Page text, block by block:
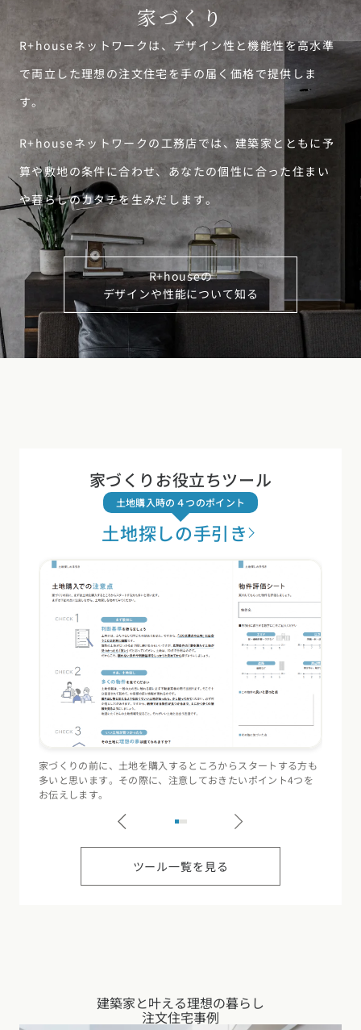
家づくり
R+houseネットワークは、デザイン性と機能性を高水準
で両立した理想の注文住宅を手の届く価格で提供しま
す。
R+houseネットワークの工務店では、建築家とともに予
算や敷地の条件に合わせ、あなたの個性に合った住まい
や暮らしのカタチを生みだします。
R+houseの
デザインや性能について知る
家づくりお役立ちツール
土地購入時の４つのポイント
土地探しの手引き
家づくりの前に、土地を購入するところからスタートする方も
多いと思います。その際に、注意しておきたいポイント4つを
お伝えします。
ツール一覧を見る
建築家と叶える理想の暮らし
注文住宅事例